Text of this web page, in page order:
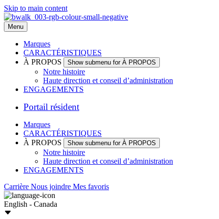
Skip to main content
Menu
Marques
CARACTÉRISTIQUES
À PROPOS
Show submenu for À PROPOS
Notre histoire
Haute direction et conseil d’administration
ENGAGEMENTS
Portail résident
Marques
CARACTÉRISTIQUES
À PROPOS
Show submenu for À PROPOS
Notre histoire
Haute direction et conseil d’administration
ENGAGEMENTS
Carrière Nous joindre Mes favoris
English - Canada